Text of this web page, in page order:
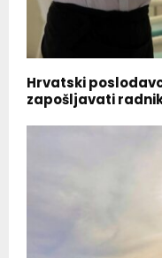
Hrvatski
zapošljavati